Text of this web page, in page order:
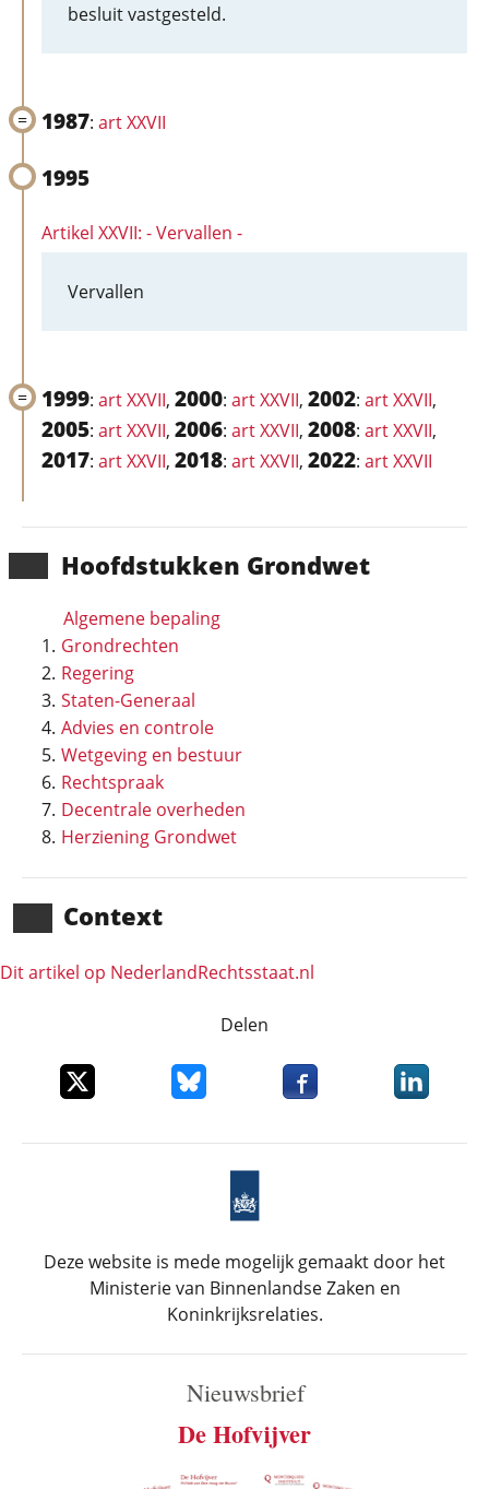
Hoofd­stukken Grondwet
Algemene bepaling
Grondrechten
Regering
Staten-Generaal
Advies en controle
Wetgeving en bestuur
Rechtspraak
Decentrale overheden
Herziening Grondwet
Context
Dit artikel op NederlandRechts­staat.nl
besluit vastgesteld.
1987: art XXVII
1995
Artikel XXVII: - Vervallen -
Vervallen
1999: art XXVII, 2000: art XXVII, 2002: art XXVII,
2005: art XXVII, 2006: art XXVII, 2008: art XXVII,
2017: art XXVII, 2018: art XXVII, 2022: art XXVII
Delen
Deel dit item op XDeel dit item op Bluesky
Deel dit item opDeel dit
Deze website is mede mogelijk gemaakt door het
Ministerie van Binnenlandse Zaken en
Koninkrijksrelaties.
Nieuwsbrief
De Hofvijver